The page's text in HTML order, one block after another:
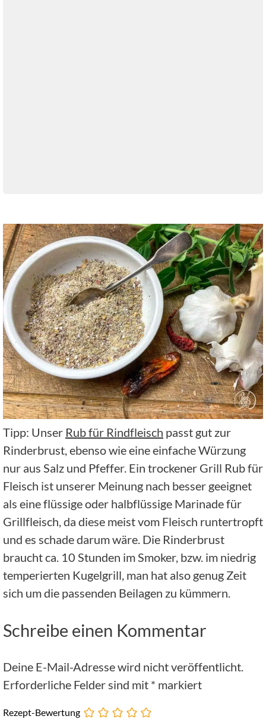
Tipp: Unser Rub für Rindfleisch passt gut zur
Rinderbrust, ebenso wie eine einfache Würzung
nur aus Salz und Pfeffer. Ein trockener Grill Rub für
Fleisch ist unserer Meinung nach besser geeignet
als eine flüssige oder halbflüssige Marinade für
Grillfleisch, da diese meist vom Fleisch runtertropft
und es schade darum wäre. Die Rinderbrust
braucht ca. 10 Stunden im Smoker, bzw. im niedrig
temperierten Kugelgrill, man hat also genug Zeit
sich um die passenden Beilagen zu kümmern.
Schreibe einen Kommentar
Deine E-Mail-Adresse wird nicht veröffentlicht.
Erforderliche Felder sind mit * markiert
Rezept-Bewertung